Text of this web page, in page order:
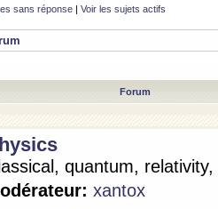
sans réponse | Voir les sujets actifs
Forum
quantum,
xantox